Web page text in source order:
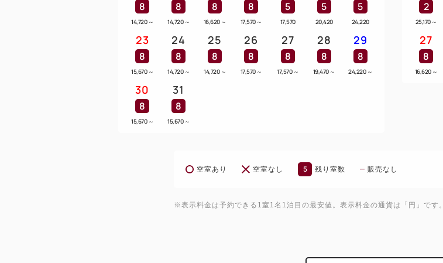
8
14,720 ～
8
14,720 ～
8
16,620 ～
8
17,570 ～
5
17,570
5
20,420
5
24,220
23
8
15,670 ～
24
8
14,720 ～
25
8
14,720 ～
26
8
17,570 ～
27
8
17,570 ～
28
8
19,470 ～
29
8
24,220 ～
30
8
15,670 ～
31
8
15,670 ～
2
25,170 ～
27
8
16,620 ～
空室あり 空室なし 5 残り室数 販売なし
※表示料金は予約できる1室1名1泊目の最安値。表示料金の通貨は「円」です。